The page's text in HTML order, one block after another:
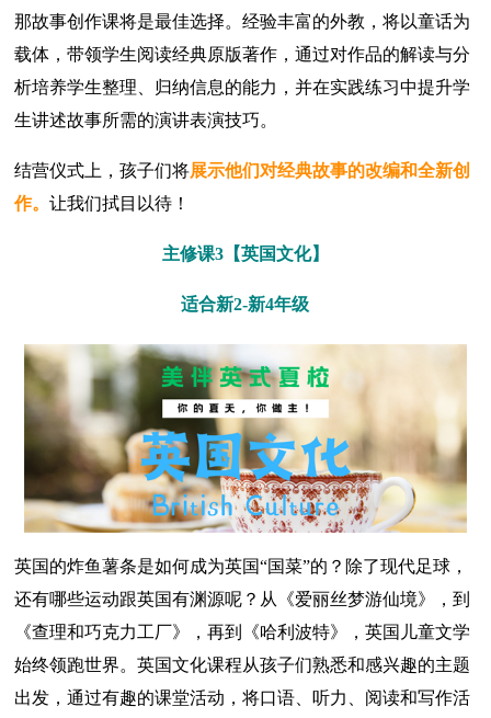
那故事创作课将是最佳选择。经验丰富的外教，将以童话为
载体，带领学生阅读经典原版著作，通过对作品的解读与分
析培养学生整理、归纳信息的能力，并在实践练习中提升学
生讲述故事所需的演讲表演技巧。
结营仪式上，孩子们将展示他们对经典故事的改编和全新创
作。让我们拭目以待！
主修课3【英国文化】
适合新2-新4年级
英国的炸鱼薯条是如何成为英国“国菜”的？除了现代足球，
还有哪些运动跟英国有渊源呢？从《爱丽丝梦游仙境》，到
《查理和巧克力工厂》，再到《哈利波特》，英国儿童文学
始终领跑世界。英国文化课程从孩子们熟悉和感兴趣的主题
出发，通过有趣的课堂活动，将口语、听力、阅读和写作活